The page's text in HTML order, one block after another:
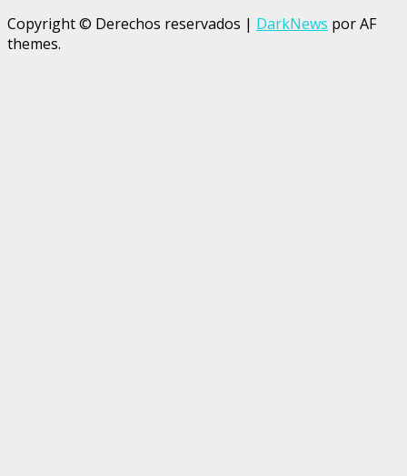
Copyright © Derechos reservados | DarkNews por AF
themes.